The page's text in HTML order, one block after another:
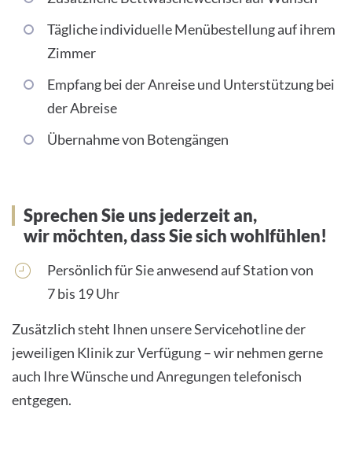
Tägliche individuelle Menübestellung auf ihrem
Zimmer
Empfang bei der Anreise und Unterstützung bei
der Abreise
Übernahme von Botengängen
Sprechen Sie uns jederzeit an,
wir möchten, dass Sie sich wohlfühlen!
Persönlich für Sie anwesend auf Station von
7 bis 19 Uhr
Zusätzlich steht Ihnen unsere Servicehotline der
jeweiligen Klinik zur Verfügung – wir nehmen gerne
auch Ihre Wünsche und Anregungen telefonisch
entgegen.